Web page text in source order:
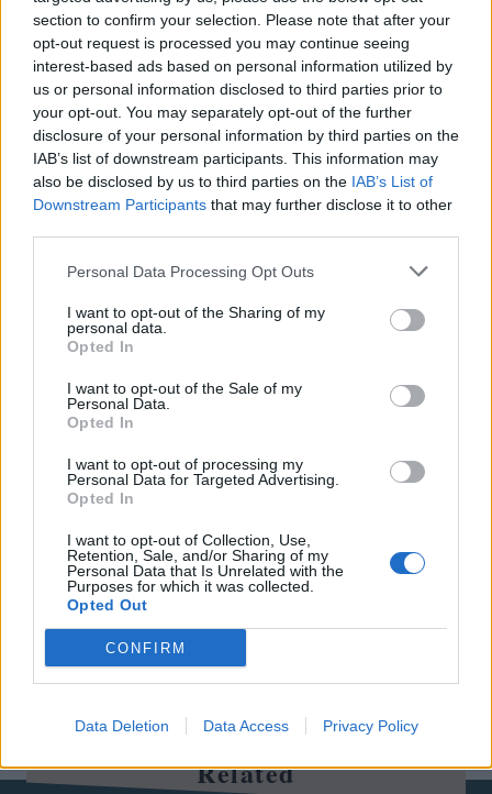
section to confirm your selection. Please note that after your
opt-out request is processed you may continue seeing
interest-based ads based on personal information utilized by
us or personal information disclosed to third parties prior to
your opt-out. You may separately opt-out of the further
disclosure of your personal information by third parties on the
IAB’s list of downstream participants. This information may
also be disclosed by us to third parties on the IAB’s List of
Downstream Participants that may further disclose it to other
Personal Data Processing Opt Outs
I want to opt-out of the Sharing of my
personal data.
Opted In
I want to opt-out of the Sale of my
Personal Data.
Opted In
I want to opt-out of processing my
Personal Data for Targeted Advertising.
Opted In
I want to opt-out of Collection, Use,
Retention, Sale, and/or Sharing of my
Personal Data that Is Unrelated with the
Purposes for which it was collected.
Opted Out
CONFIRM
Data Deletion Data Access Privacy Policy
οργισμένα μηνύματα με λόγια που χαράζονται
στο μυαλό και την καρδιά του, δεν παίρνετε
συνέχεια τηλέφωνο για να μάθετε «αν είναι
καλά», αλλά ούτε απορρίπτετε τις κλήσεις
του. Απαντάτε αν νιώθετε πως θέλετε να
μιλήσετε μαζί του και διατηρείτε επίπεδο στη
συζήτηση, αν αυτό προκύψει. Να είστε
δυνατότερο όπλο που έχετε στα χέρια σας
μετά από κάτι τέτοιο.Δώστε στον εαυτό σας
το χρόνο που χρειάζεται και θα βγείτε
ΑΠΟΣΤΑΣΗ ΑΞΙΟΠΡΕΠΕΙΑ
Related